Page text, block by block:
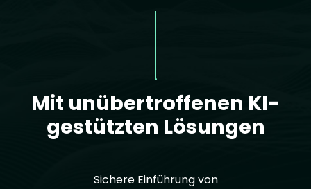
Mit unübertroffenen KI-
gestützten Lösungen
Sichere Einführung von